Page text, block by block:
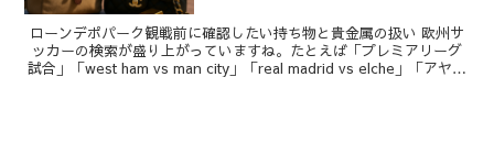
ローンデポパーク観戦前に確認したい持ち物と貴金属の扱い 欧州サ
ッカーの検索が盛り上がっていますね。たとえば「プレミアリーグ
試合」「west ham vs man city」「real madrid vs elche」「アヤッ